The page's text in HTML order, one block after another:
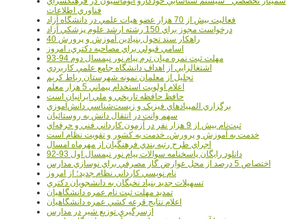
فناوري اطلاعات
فعاليت بيش از 70 هزار عضو هيات علمي در دانشگاه آزاد
درخواست مجوز براي 150 رشته ارشد علوم پزشکي آزاد
40 راهکار سند تحول بنيادين آموزش و پرورش
اسامي قبولي براي مصاحبه دکتري، امروز
مهلت ثبت نمره میان ترم پیام نور نیمسال دوم 94-93
اشتغالزايي از اهداف دانشگاه جامع علمي کاربردي
تجليل از معلمان نمونه شهرستان رباط کريم
اعلام اولويت استخدام پيماني 5 هزار معلم
حافظ حافظه تاريخي و ملي ايرانيان است
برگزاري المپيادهاي فيزيک و زيست‌شناسي دانش‌آموزي
سهم وانت در انتقال دانش به روستائيان
ثبت‌نام بيش از 9 هزار نفر در آزمون کارداني فني و حرفه‌اي
خدمت به آموزش و پرورش، خدمت به کشور و تقويت نظام است
اجراي طرح رتبه بندي فرهنگيان از مهرماه امسال
دانلود رایگان پاسخنامه سوالات پیام نور نیمسال اول 93-92
اختصاص 5 درصد از محل عوارض گاز مصرفي براي نوسازي مدارس
نام نويسي کارداني نظام جديد؛ از امروز
تسهيلات جديد بنياد نخبگان به دانشجويان دکتري
تمديد مهلت ثبت نام عمره دانشگاهيان
اعلام نتايج قرعه کشي عمره دانشگاهيان
ازسرگيري توزيع شير در مدارس